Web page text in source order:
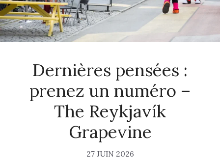
Dernières pensées :
prenez un numéro –
The Reykjavík
Grapevine
27 JUIN 2026